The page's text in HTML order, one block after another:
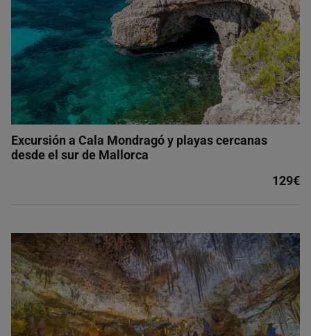
Excursión a Cala Mondragó y playas cercanas
desde el sur de Mallorca
129€